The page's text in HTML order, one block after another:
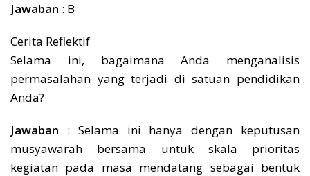
Jawaban : B
Cerita Reflektif
Selama ini, bagaimana Anda menganalisis
permasalahan yang terjadi di satuan pendidikan
Anda?
Jawaban : Selama ini hanya dengan keputusan
musyawarah bersama untuk skala prioritas
kegiatan pada masa mendatang sebagai bentuk